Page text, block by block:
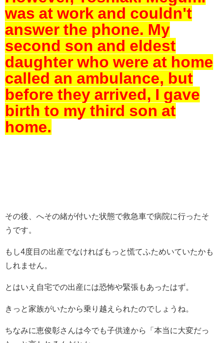
was at work and couldn't
answer the phone. My
second son and eldest
daughter who were at home
called an ambulance, but
before they arrived, I gave
birth to my third son at
home.
その後、へその緒が付いた状態で救急車で病院に行ったそ
うです。
もし4度目の出産でなければもっと慌てふためいていたかも
しれません。
とはいえ自宅での出産には恐怖や緊張もあったはず。
きっと家族がいたから乗り越えられたのでしょうね。
ちなみに恵俊彰さんは今でも子供達から「本当に大変だっ